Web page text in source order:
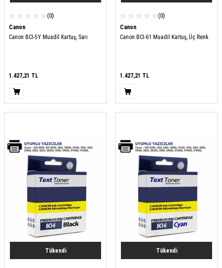
(0)
Canon
Canon BCI-5Y Muadil Kartuş, Sarı
1.427,21 TL
(0)
Canon
Canon BCI-61 Muadil Kartuş, Üç Renk
1.427,21 TL
Tükendi Tükendi